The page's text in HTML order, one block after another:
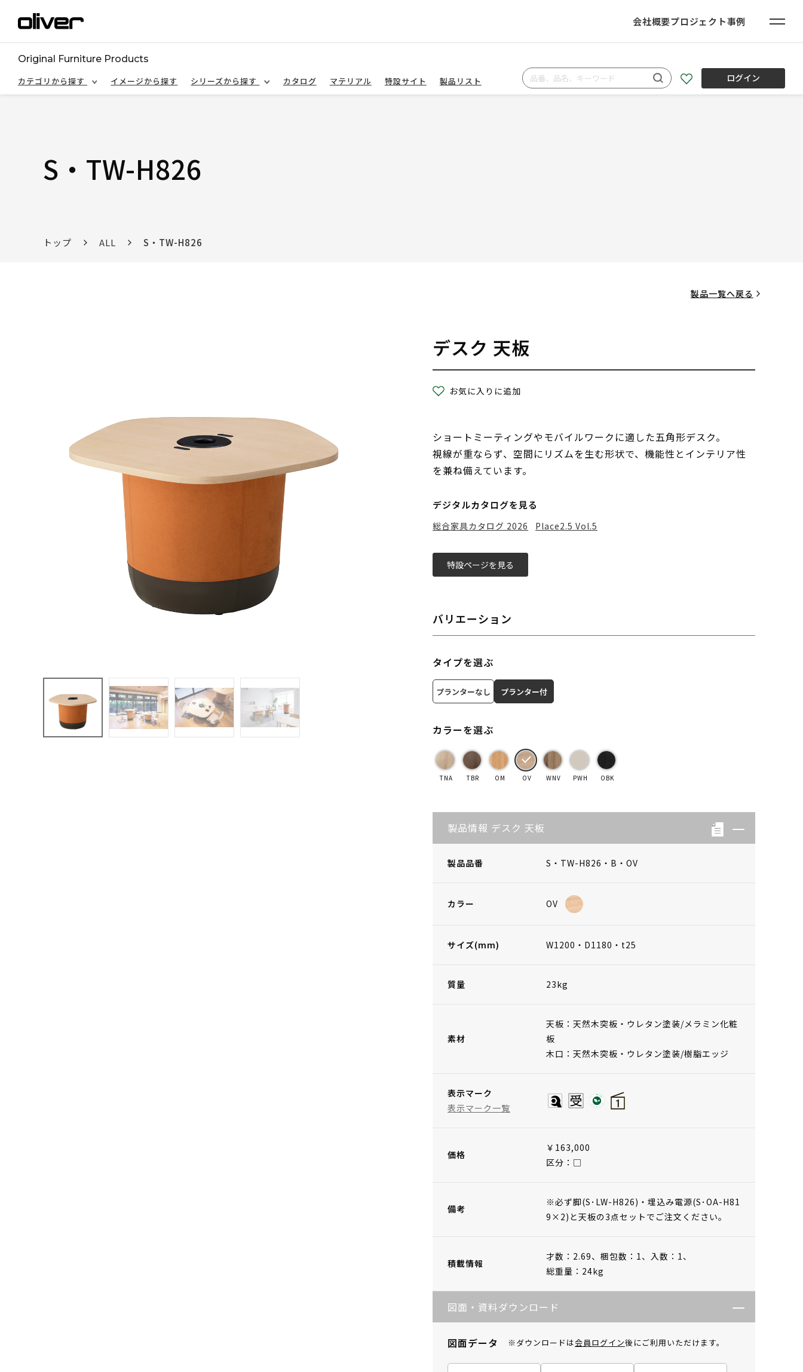
会社概要プロジェクト事例
Original Furniture Products
カテゴリから探す
イメージから探す シリーズから探す カタログ マテリアル 特設サイト 製品リスト ログイン
S・TW-H826
トップ ALL S・TW-H826
製品一覧へ戻る
デスク 天板
お気に入りに追加
ショートミーティングやモバイルワークに適した五角形デスク。
視線が重ならず、空間にリズムを生む形状で、機能性とインテリア性
を兼ね備えています。
デジタルカタログを見る
総合家具カタログ 2026 Place2.5 Vol.5
特設ページを見る
バリエーション
タイプを選ぶ
プランターなし プランター付
カラーを選ぶ
TNA TBR OM OV WNV PWH OBK
製品情報 デスク 天板
製品品番 S・TW-H826・B・OV
カラー OV
サイズ(mm) W1200・D1180・t25
質量 23kg
素材
天板：天然木突板・ウレタン塗装/メラミン化粧
板
木口：天然木突板・ウレタン塗装/樹脂エッジ
表示マーク
表示マーク一覧
価格
￥163,000
区分：□
備考
※必ず脚(S･LW-H826)・埋込み電源(S･OA-H81
9×2)と天板の3点セットでご注文ください。
積載情報
才数：2.69、 梱包数：1、 入数：1、
総重量：24kg
図面・資料ダウンロード
図面データ ※ダウンロードは会員ログイン後にご利用いただけます。